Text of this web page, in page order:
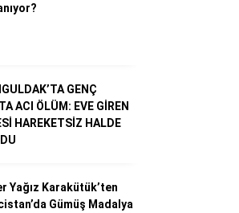
Asayiş
Diğer
GENÇ
ACI ÖLÜM: EVE GİREN
HAREKETSİZ HALDE
Yağız Karakütük’ten
Gümüş Madalya